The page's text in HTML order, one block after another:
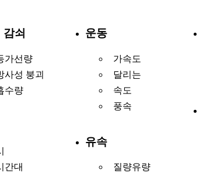
감쇠
가선량
사성 붕괴
수량
간대
운동
가속도
달리는
속도
풍속
유속
질량유량